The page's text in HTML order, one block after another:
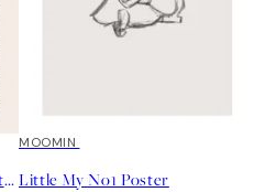
Moomin - Snufkin Fishing Poster
50%*
MOOMIN
Little My No1 Poster